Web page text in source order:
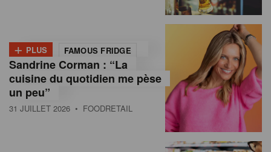
m
a
+ PLUS FAMOUS FRIDGE
Sandrine Corman : “La
cuisine du quotidien me pèse
un peu”
31 JUILLET 2026 • FOODRETAIL